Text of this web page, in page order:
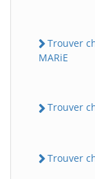
Trouver
MARiE
Trouver
Trouver